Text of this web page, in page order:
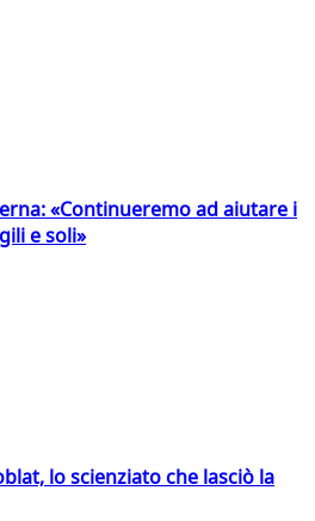
«Continueremo ad aiutare i
e soli»
lo scienziato che lasciò la